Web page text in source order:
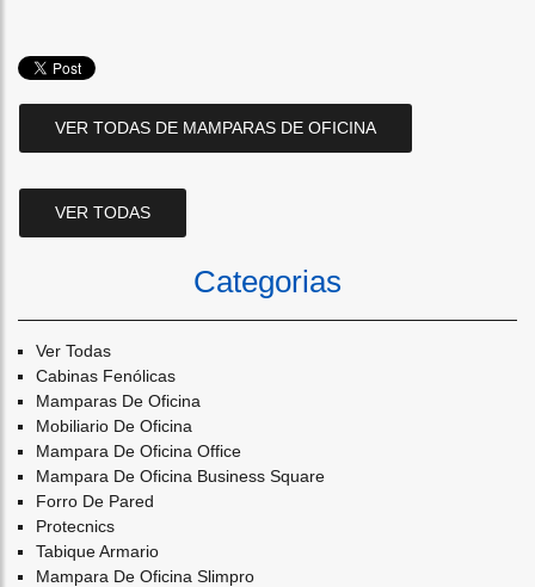
VER TODAS DE MAMPARAS DE OFICINA
VER TODAS
Categorias
Ver Todas
Cabinas Fenólicas
Mamparas De Oficina
Mobiliario De Oficina
Mampara De Oficina Office
Mampara De Oficina Business Square
Forro De Pared
Protecnics
Tabique Armario
Mampara De Oficina Slimpro